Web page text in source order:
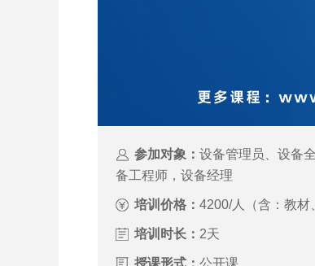
参加对象：设备管理员、设备
备工程师，设备经理
培训价格：4200/人（含：教材
培训时长： 2天
授课形式：公开课